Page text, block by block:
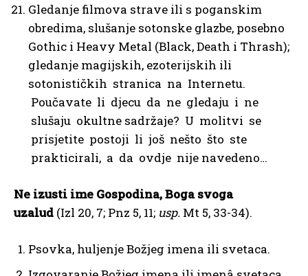
Gledanje filmova strave ili s poganskim
obredima, slušanje sotonske glazbe, posebno
Gothic i Heavy Metal (Black, Death i Thrash);
gledanje magijskih, ezoterijskih ili
sotonističkih stranica na Internetu.
Poučavate li djecu da ne gledaju i ne
slušaju okultne sadržaje? U molitvi se
prisjetite postoji li još nešto što ste
prakticirali, a da ovdje nije navedeno…
Ne izusti ime Gospodina, Boga svoga
uzalud (Izl 20, 7; Pnz 5, 11; usp. Mt 5, 33-34).
Psovka, huljenje Božjeg imena ili svetaca.